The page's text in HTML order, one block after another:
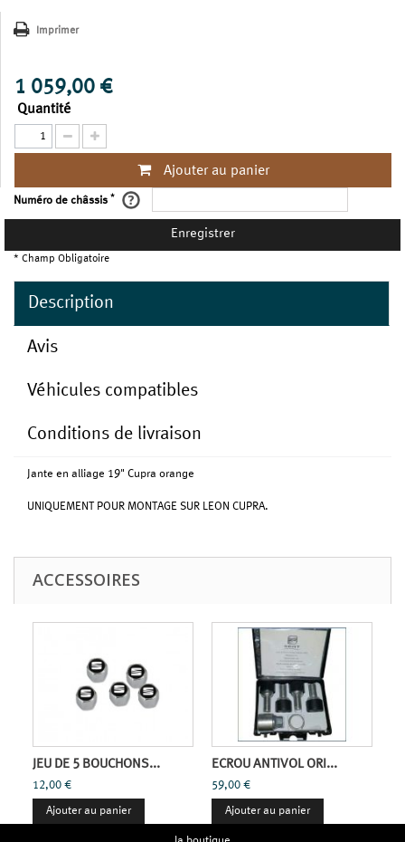
Imprimer
1 059,00 €
Quantité
Ajouter au panier
Numéro de châssis *
Enregistrer
* Champ Obligatoire
Description
Avis
Véhicules compatibles
Conditions de livraison
Jante en alliage 19" Cupra orange
UNIQUEMENT POUR MONTAGE SUR LEON CUPRA.
ACCESSOIRES
JEU DE 5 BOUCHONS...
12,00 €
Ajouter au panier
ECROU ANTIVOL ORI...
59,00 €
Ajouter au panier